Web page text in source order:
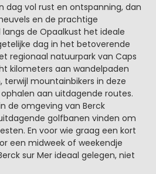
dag vol rust en ontspanning, dan
en de prachtige
de Opaalkust het ideale
dag in het betoverende
regionaal natuurpark van Caps
kilometers aan wandelpaden
mountainbikers in deze
aan uitdagende routes.
de omgeving van Berck
golfbanen vinden om
En voor wie graag een kort
een midweek of weekendje
sur Mer ideaal gelegen, niet